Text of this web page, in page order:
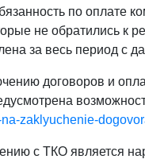
по оплате
не обратились к
за весь период с
договоров и
zaklyuchenie-
с ТКО является